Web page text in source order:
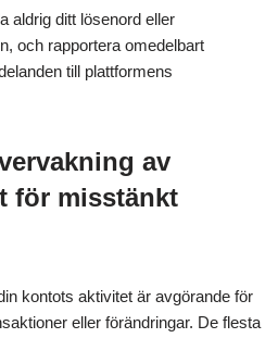
aldrig ditt lösenord eller
och rapportera omedelbart
till plattformens
av
för misstänkt
kontots aktivitet är avgörande för
eller förändringar. De flesta